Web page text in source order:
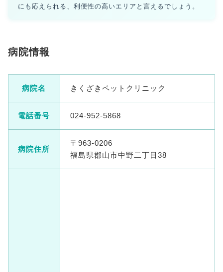
にも応えられる、利便性の高いエリアと言えるでしょう。
病院情報
病院名 きくざきペットクリニック
電話番号 024-952-5868
病院住所
〒963-0206
福島県郡山市中野二丁目38